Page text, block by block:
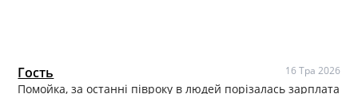
Гость 16 Тра 2026
Помойка, за останні півроку в людей порізалась зарплата